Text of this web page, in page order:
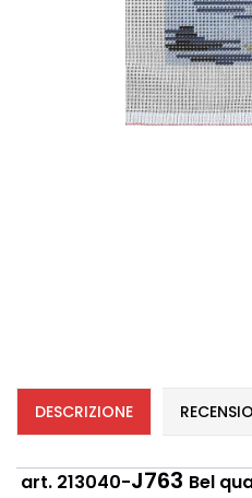
DESCRIZIONE
art. 213040-J763 Bel